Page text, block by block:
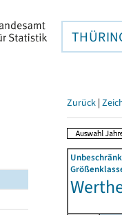
Zurück |